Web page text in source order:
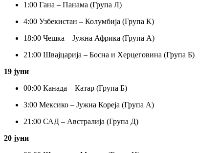
1:00 Гана – Панама (Група Л)
4:00 Узбекистан – Колумбија (Група К)
18:00 Чешка – Јужна Африка (Група А)
21:00 Швајцарија – Босна и Херцеговина (Група Б)
19 јуни
00:00 Канада – Катар (Група Б)
3:00 Мексико – Јужна Кореја (Група А)
21:00 САД – Австралија (Група Д)
20 јуни